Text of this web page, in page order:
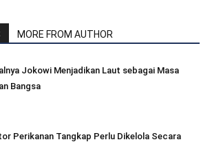
MORE FROM AUTHOR
Jokowi Menjadikan Laut sebagai Masa
Bangsa
Perikanan Tangkap Perlu Dikelola Secara